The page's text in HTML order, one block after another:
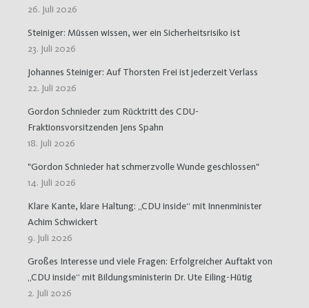
26. Juli 2026
Steiniger: Müssen wissen, wer ein Sicherheitsrisiko ist
23. Juli 2026
Johannes Steiniger: Auf Thorsten Frei ist jederzeit Verlass
22. Juli 2026
Gordon Schnieder zum Rücktritt des CDU-
Fraktionsvorsitzenden Jens Spahn
18. Juli 2026
"Gordon Schnieder hat schmerzvolle Wunde geschlossen"
14. Juli 2026
Klare Kante, klare Haltung: „CDU inside“ mit Innenminister
Achim Schwickert
9. Juli 2026
Großes Interesse und viele Fragen: Erfolgreicher Auftakt von
„CDU inside“ mit Bildungsministerin Dr. Ute Eiling-Hütig
2. Juli 2026